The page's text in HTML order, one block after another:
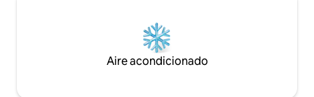
Aire acondicionado